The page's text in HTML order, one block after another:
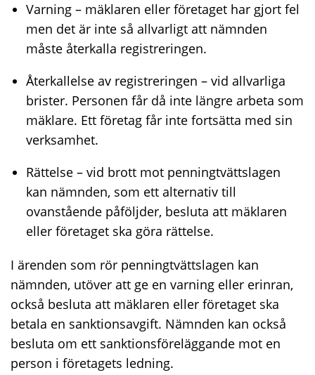
Varning – mäklaren eller företaget har gjort fel
men det är inte så allvarligt att nämnden
måste återkalla registreringen.
Återkallelse av registreringen – vid allvarliga
brister. Personen får då inte längre arbeta som
mäklare. Ett företag får inte fortsätta med sin
verksamhet.
Rättelse – vid brott mot penningtvättslagen
kan nämnden, som ett alternativ till
ovanstående påföljder, besluta att mäklaren
eller företaget ska göra rättelse.
I ärenden som rör penningtvättslagen kan
nämnden, utöver att ge en varning eller erinran,
också besluta att mäklaren eller företaget ska
betala en sanktionsavgift. Nämnden kan också
besluta om ett sanktionsföreläggande mot en
person i företagets ledning.